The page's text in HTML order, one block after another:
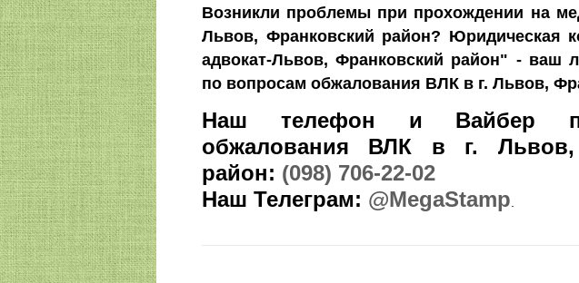
Возникли проблемы при прохождении на
Львов, Франковский район? Юридическая
адвокат-Львов, Франковский район" - ваш
по вопросам обжалования ВЛК в г. Львов,
Наш телефон и Вайбер
обжалования ВЛК в г. Львов,
район: (098) 706-22-02
Наш Телеграм: @MegaStamp